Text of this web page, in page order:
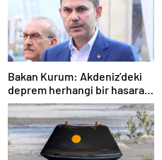
Bakan Kurum: Akdeniz’deki
deprem herhangi bir hasara
neden olmadı